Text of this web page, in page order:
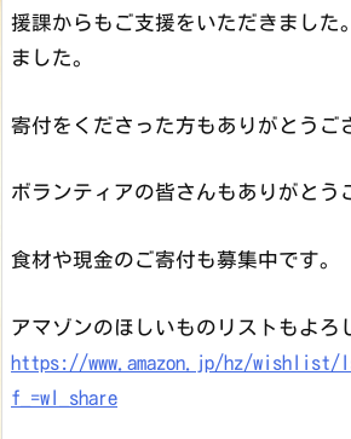
援課からもご支援をいただきました。
ました。
寄付をくださった方もありがとうご
ボランティアの皆さんもありがとう
食材や現金のご寄付も募集中です。
アマゾンのほしいものリストもよろ
https://www.amazon.jp/hz/wishlist/ls/
f_=wl_share